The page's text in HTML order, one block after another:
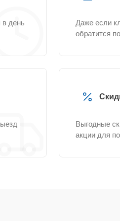
в день
Даже если
обратится
Выгодные
акции для